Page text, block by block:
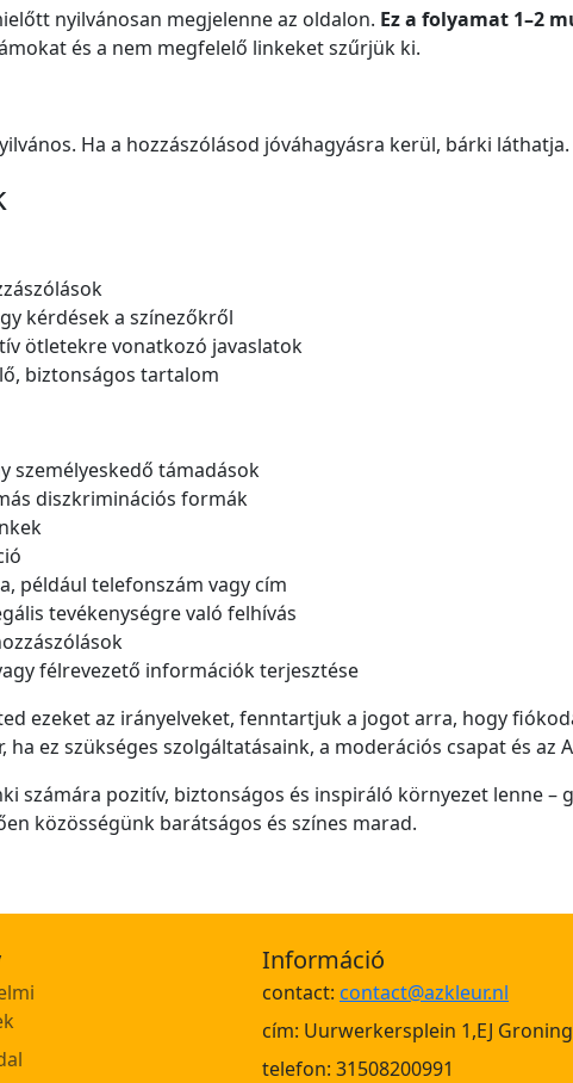
nyilvánosan megjelenne az oldalon. Ez a folyamat 1–2
és a nem megfelelő linkeket szűrjük ki.
Ha a hozzászólásod jóváhagyásra kerül, bárki láthatja.
kérdések a színezőkről
ötletekre vonatkozó javaslatok
biztonságos tartalom
személyeskedő támadások
diszkriminációs formák
például telefonszám vagy cím
tevékenységre való felhívás
félrevezető információk terjesztése
ezeket az irányelveket, fenntartjuk a jogot arra, hogy
ez szükséges szolgáltatásaink, a moderációs csapat és az
számára pozitív, biztonságos és inspiráló környezet lenne
közösségünk barátságos és színes marad.
Információ
contact: contact@azkleur.nl
cím: Uurwerkersplein 1,EJ
telefon: 31508200991